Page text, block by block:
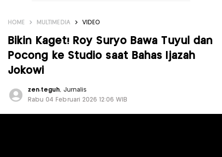
HOME MULTIMEDIA VIDEO
Bikin Kaget! Roy Suryo Bawa Tuyul dan
Pocong ke Studio saat Bahas Ijazah
Jokowi
zen.teguh, Jurnalis
Rabu 04 Februari 2026 12:06 WIB